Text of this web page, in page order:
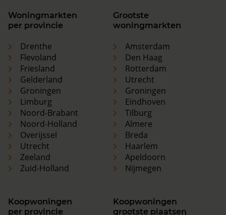
Woningmarkten
per provincie
Drenthe
Flevoland
Friesland
Gelderland
Groningen
Limburg
Noord-Brabant
Noord-Holland
Overijssel
Utrecht
Zeeland
Zuid-Holland
Grootste
woningmarkten
Amsterdam
Den Haag
Rotterdam
Utrecht
Groningen
Eindhoven
Tilburg
Almere
Breda
Haarlem
Apeldoorn
Nijmegen
Koopwoningen
per provincie
Koopwoningen
grootste plaatsen